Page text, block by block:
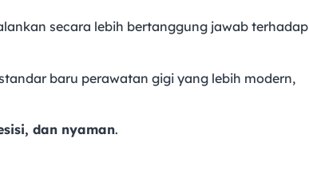
secara lebih bertanggung jawab terhadap
baru perawatan gigi yang lebih modern,
dan nyaman.